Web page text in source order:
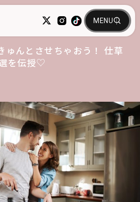
ゅんとさせちゃおう！ 仕草
を伝授♡